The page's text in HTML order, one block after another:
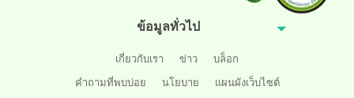
ข้อมูลทั่วไป
เกี่ยวกับเรา ข่าว
บล็อก
คำถามที่พบบ่อย
นโยบาย แผนผังเว็บไซต์